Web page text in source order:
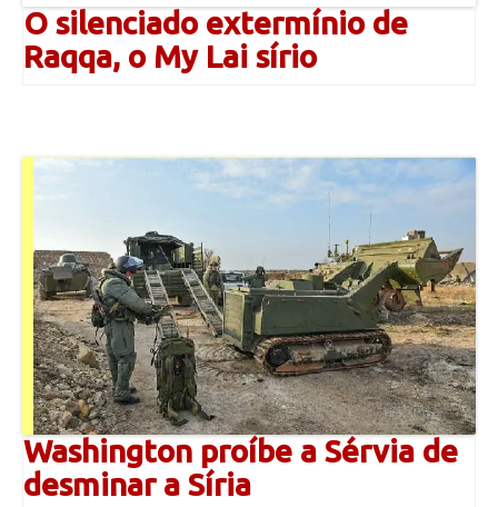
O silenciado extermínio de
Raqqa, o My Lai sírio
Washington proíbe a Sérvia de
desminar a Síria